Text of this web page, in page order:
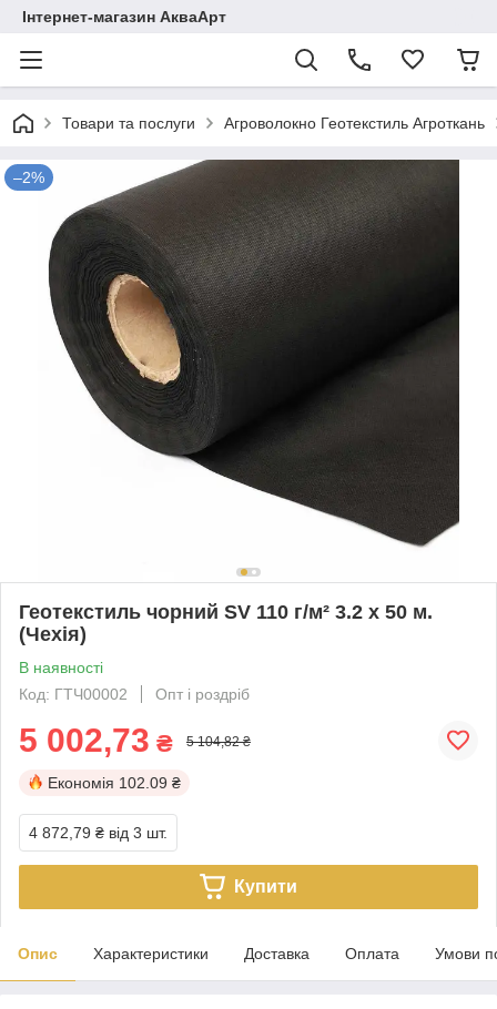
Інтернет-магазин АкваАрт
Товари та послуги Агроволокно Геотекстиль Агроткань
–2%
Геотекстиль чорний SV 110 г/м² 3.2 x 50 м.
(Чехія)
В наявності
Код: ГТЧ00002
Опт і роздріб
5 002,73 ₴ 5 104,82 ₴
Економія 102.09 ₴
4 872,79 ₴ від 3 шт.
Купити
Опис Характеристики Доставка Оплата Умови